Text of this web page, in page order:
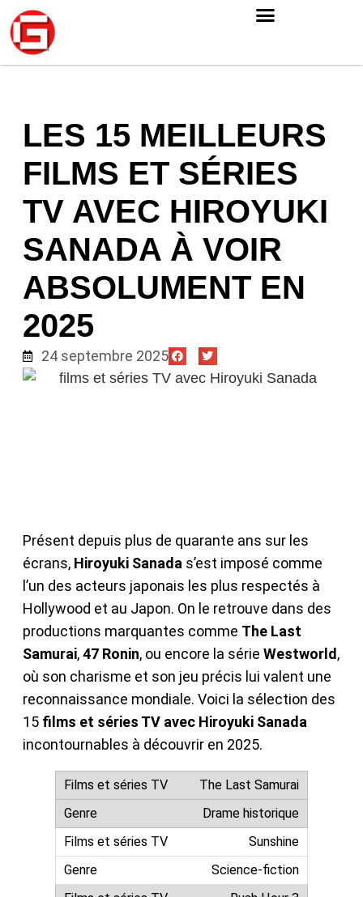
LES 15 MEILLEURS
FILMS ET SÉRIES
TV AVEC HIROYUKI
SANADA À VOIR
ABSOLUMENT EN
2025
24 septembre 2025
Présent depuis plus de quarante ans sur les
écrans, Hiroyuki Sanada s’est imposé comme
l’un des acteurs japonais les plus respectés à
Hollywood et au Japon. On le retrouve dans des
productions marquantes comme The Last
Samurai,47 Ronin, ou encore la série Westworld ,
où son charisme et son jeu précis lui valent une
reconnaissance mondiale. Voici la sélection des
15 films et séries TV avec Hiroyuki Sanada
incontournables à découvrir en 2025.
The Last Samurai
Drame historique
Sunshine
Science-fiction